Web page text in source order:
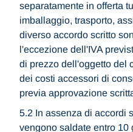
separatamente in offerta
imballaggio, trasporto,
diverso accordo scritto
l'eccezione dell'IVA
di prezzo dell'oggetto del
dei costi accessori di
previa approvazione
5.2 In assenza di accordi
vengono saldate entro 10